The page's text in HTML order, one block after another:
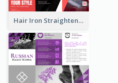
Hair Iron Straighteners Promote Brochure